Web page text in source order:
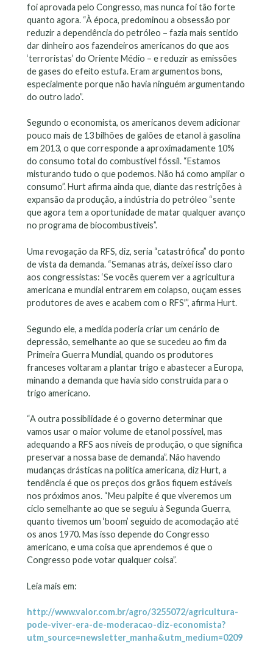
foi aprovada pelo Congresso, mas nunca foi tão forte
quanto agora. “À época, predominou a obsessão por
reduzir a dependência do petróleo – fazia mais sentido
dar dinheiro aos fazendeiros americanos do que aos
‘terroristas’ do Oriente Médio – e reduzir as emissões
de gases do efeito estufa. Eram argumentos bons,
especialmente porque não havia ninguém argumentando
do outro lado”.
Segundo o economista, os americanos devem adicionar
pouco mais de 13 bilhões de galões de etanol à gasolina
em 2013, o que corresponde a aproximadamente 10%
do consumo total do combustível fóssil. “Estamos
misturando tudo o que podemos. Não há como ampliar o
consumo”. Hurt afirma ainda que, diante das restrições à
expansão da produção, a indústria do petróleo “sente
que agora tem a oportunidade de matar qualquer avanço
no programa de biocombustíveis”.
Uma revogação da RFS, diz, seria “catastrófica” do ponto
de vista da demanda. “Semanas atrás, deixei isso claro
aos congressistas: ‘Se vocês querem ver a agricultura
americana e mundial entrarem em colapso, ouçam esses
produtores de aves e acabem com o RFS'”, afirma Hurt.
Segundo ele, a medida poderia criar um cenário de
depressão, semelhante ao que se sucedeu ao fim da
Primeira Guerra Mundial, quando os produtores
franceses voltaram a plantar trigo e abastecer a Europa,
minando a demanda que havia sido construída para o
trigo americano.
“A outra possibilidade é o governo determinar que
vamos usar o maior volume de etanol possível, mas
adequando a RFS aos níveis de produção, o que significa
preservar a nossa base de demanda”. Não havendo
mudanças drásticas na política americana, diz Hurt, a
tendência é que os preços dos grãos fiquem estáveis
nos próximos anos. “Meu palpite é que viveremos um
ciclo semelhante ao que se seguiu à Segunda Guerra,
quanto tivemos um ‘boom’ seguido de acomodação até
os anos 1970. Mas isso depende do Congresso
americano, e uma coisa que aprendemos é que o
Congresso pode votar qualquer coisa”.
Leia mais em:
http://www.valor.com.br/agro/3255072/agricultura-
pode-viver-era-de-moderacao-diz-economista?
utm_source=newsletter_manha&utm_medium=0209